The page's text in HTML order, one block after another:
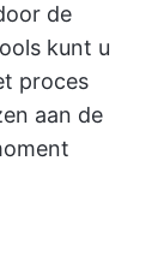
de
kunt u
proces
aan de